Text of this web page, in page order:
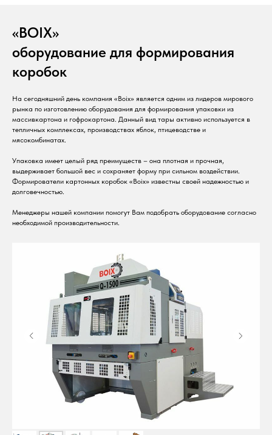
«BOIX»
оборудование для формирования
коробок
На сегодняшний день компания «Boix» является одним из лидеров мирового
рынка по изготовлению оборудования для формирования упаковки из
массивкартона и гофрокартона. Данный вид тары активно используется в
тепличных комплексах, производствах яблок, птицеводстве и
мясокомбинатах.
Упаковка имеет целый ряд преимуществ – она плотная и прочная,
выдерживает большой вес и сохраняет форму при сильном воздействии.
Формирователи картонных коробок «Boix» известны своей надежностью и
долговечностью.
Менеджеры нашей компании помогут Вам подобрать оборудование согласно
необходимой производительности.